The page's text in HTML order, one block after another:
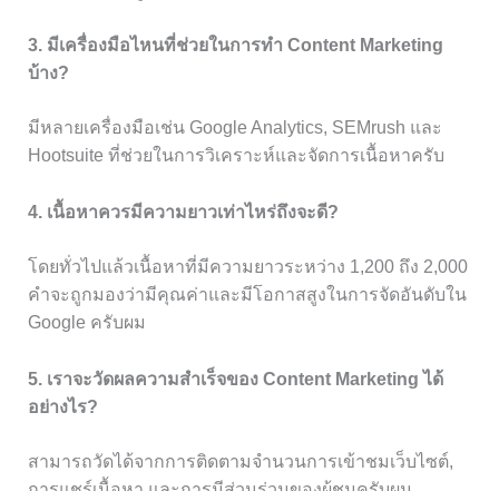
3. มีเครื่องมือไหนที่ช่วยในการทำ Content Marketing
บ้าง?
มีหลายเครื่องมือเช่น Google Analytics, SEMrush และ
Hootsuite ที่ช่วยในการวิเคราะห์และจัดการเนื้อหาครับ
4. เนื้อหาควรมีความยาวเท่าไหร่ถึงจะดี?
โดยทั่วไปแล้วเนื้อหาที่มีความยาวระหว่าง 1,200 ถึง 2,000
คำจะถูกมองว่ามีคุณค่าและมีโอกาสสูงในการจัดอันดับใน
Google ครับผม
5. เราจะวัดผลความสำเร็จของ Content Marketing ได้
อย่างไร?
สามารถวัดได้จากการติดตามจำนวนการเข้าชมเว็บไซต์,